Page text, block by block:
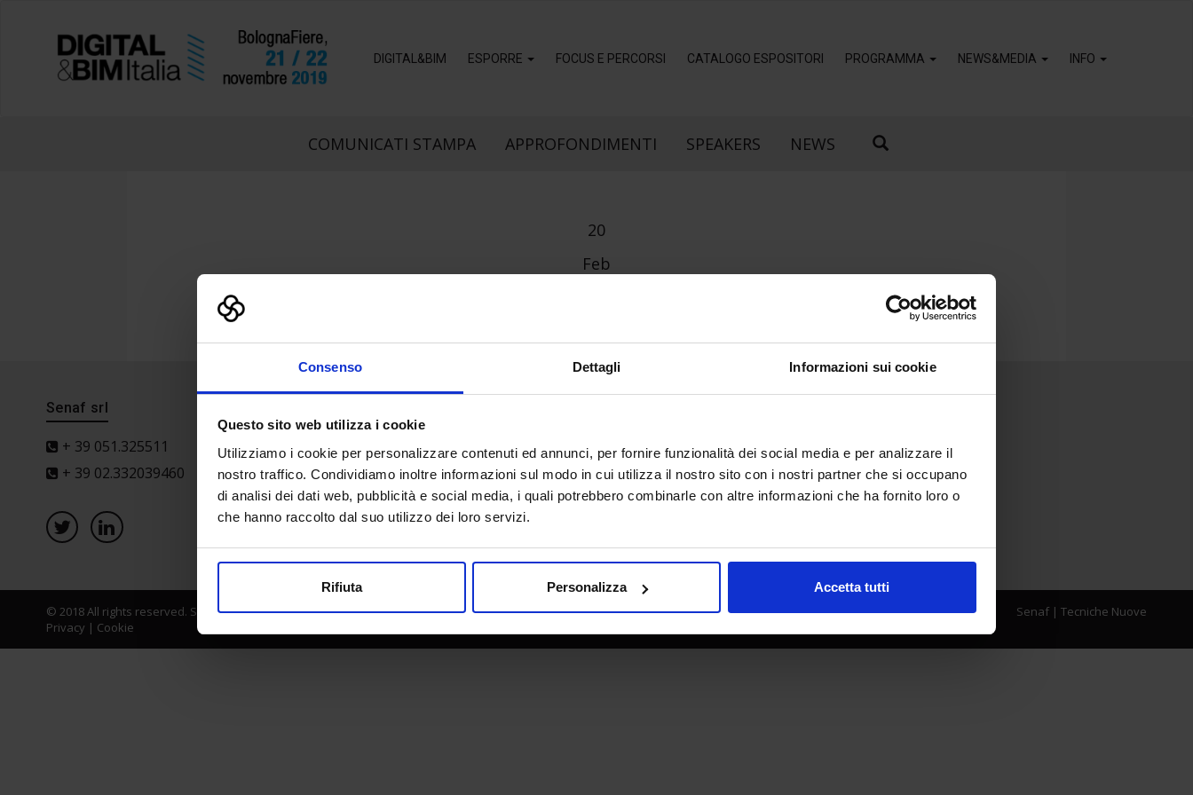
Consenso Dettagli Informazioni sui cookie
Questo sito web utilizza i cookie
Utilizziamo i cookie per personalizzare contenuti ed annunci, per fornire funzionalità dei social media e per analizzare il
nostro traffico. Condividiamo inoltre informazioni sul modo in cui utilizza il nostro sito con i nostri partner che si occupano
di analisi dei dati web, pubblicità e social media, i quali potrebbero combinarle con altre informazioni che ha fornito loro o
che hanno raccolto dal suo utilizzo dei loro servizi.
Rifiuta Personalizza Accetta tutti
DIGITAL&BIM ESPORRE FOCUS E PERCORSI CATALOGO ESPOSITORI PROGRAMMA NEWS&MEDIA INFO
COMUNICATI STAMPA APPROFONDIMENTI SPEAKERS NEWS
20
Feb
Senaf srl
+ 39 051.325511
+ 39 02.332039460
© 2018 All rights reserved. Senaf srl - Gruppo Tecniche Nuove Spa - P.IVA 06382730155 - C.F. 02213830371
Privacy | Cookie
Senaf| Tecniche Nuove